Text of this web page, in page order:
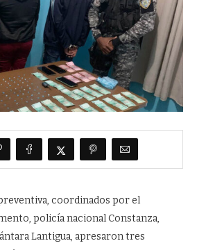
coordinados por el
policía nacional Constanza,
Lantigua, apresaron tres